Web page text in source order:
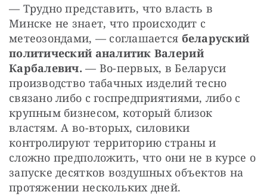
— Трудно представить, что власть в
Минске не знает, что происходит с
метеозондами, — соглашается беларуский
политический аналитик Валерий
Карбалевич. — Во-первых, в Беларуси
производство табачных изделий тесно
связано либо с госпредприятиями, либо с
крупным бизнесом, который близок
властям. А во-вторых, силовики
контролируют территорию страны и
сложно предположить, что они не в курсе о
запуске десятков воздушных объектов на
протяжении нескольких дней.